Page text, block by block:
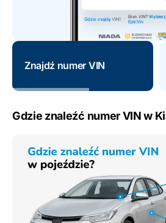
Znajdź numer VIN
Gdzie znaleźć numer VIN w